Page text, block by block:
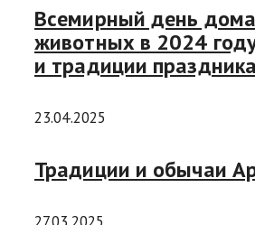
Всемирный день
животных в 2024
и традиции праздника
23.04.2025
Традиции и обычаи